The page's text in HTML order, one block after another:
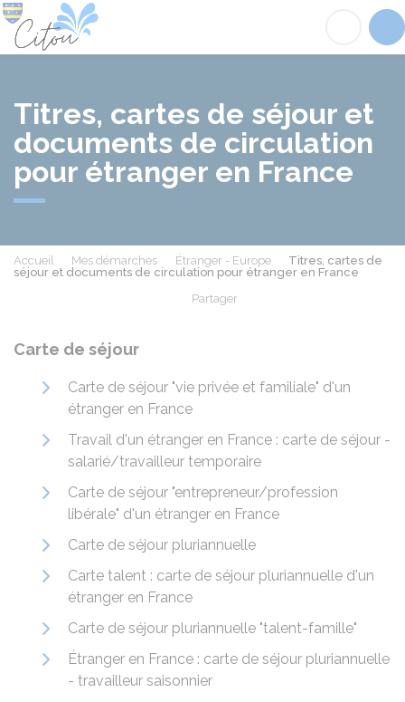
Titres, cartes de séjour et
documents de circulation
pour étranger en France
Accueil Mes démarches Étranger - Europe
Titres, cartes de
séjour et documents de circulation pour étranger en France
Partager
Carte de séjour
Carte de séjour "vie privée et familiale" d'un
étranger en France
Travail d'un étranger en France : carte de séjour -
salarié/travailleur temporaire
Carte de séjour "entrepreneur/profession
libérale" d'un étranger en France
Carte de séjour pluriannuelle
Carte talent : carte de séjour pluriannuelle d'un
étranger en France
Carte de séjour pluriannuelle "talent-famille"
Étranger en France : carte de séjour pluriannuelle
- travailleur saisonnier